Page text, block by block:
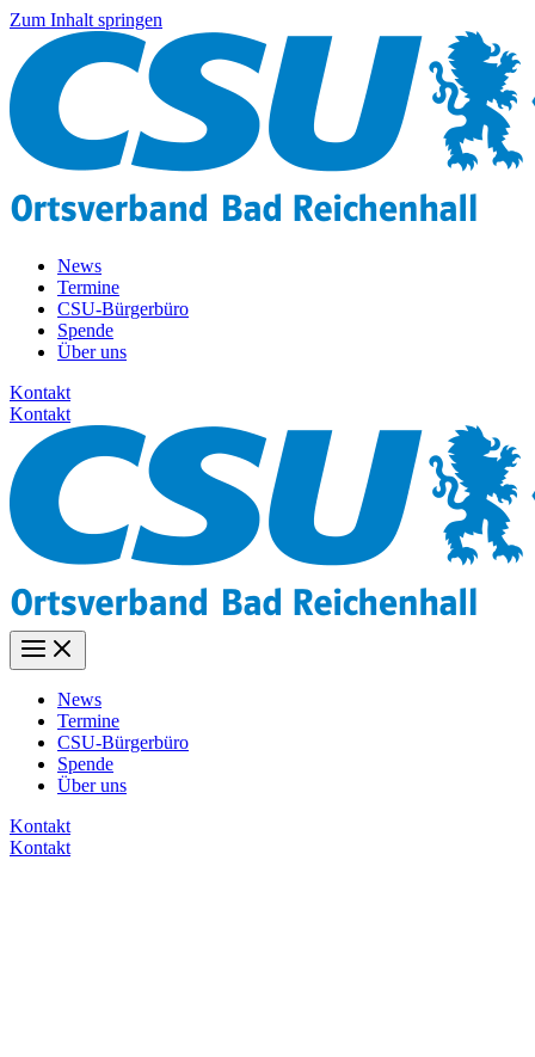
Zum Inhalt springen
News
Termine
CSU-Bürgerbüro
Spende
Über uns
Kontakt
Kontakt
News
Termine
CSU-Bürgerbüro
Spende
Über uns
Kontakt
Kontakt